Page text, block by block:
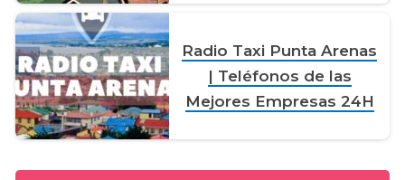
Radio Taxi Punta Arenas
| Teléfonos de las
Mejores Empresas 24H